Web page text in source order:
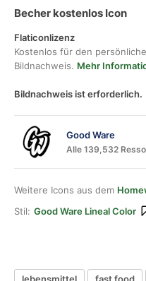
Becher kostenlos Icon
Flaticonlizenz
Kostenlos für den
Bildnachweis. Mehr
Bildnachweis ist erforderlich.
Good Ware
Alle 139,532
Weitere Icons aus dem
Stil: Good Ware Lineal Color
lebensmittel fast food